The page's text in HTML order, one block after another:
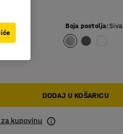
Bijela Boja postolja:Siva
DODAJ U KOŠARICU
kupovinu